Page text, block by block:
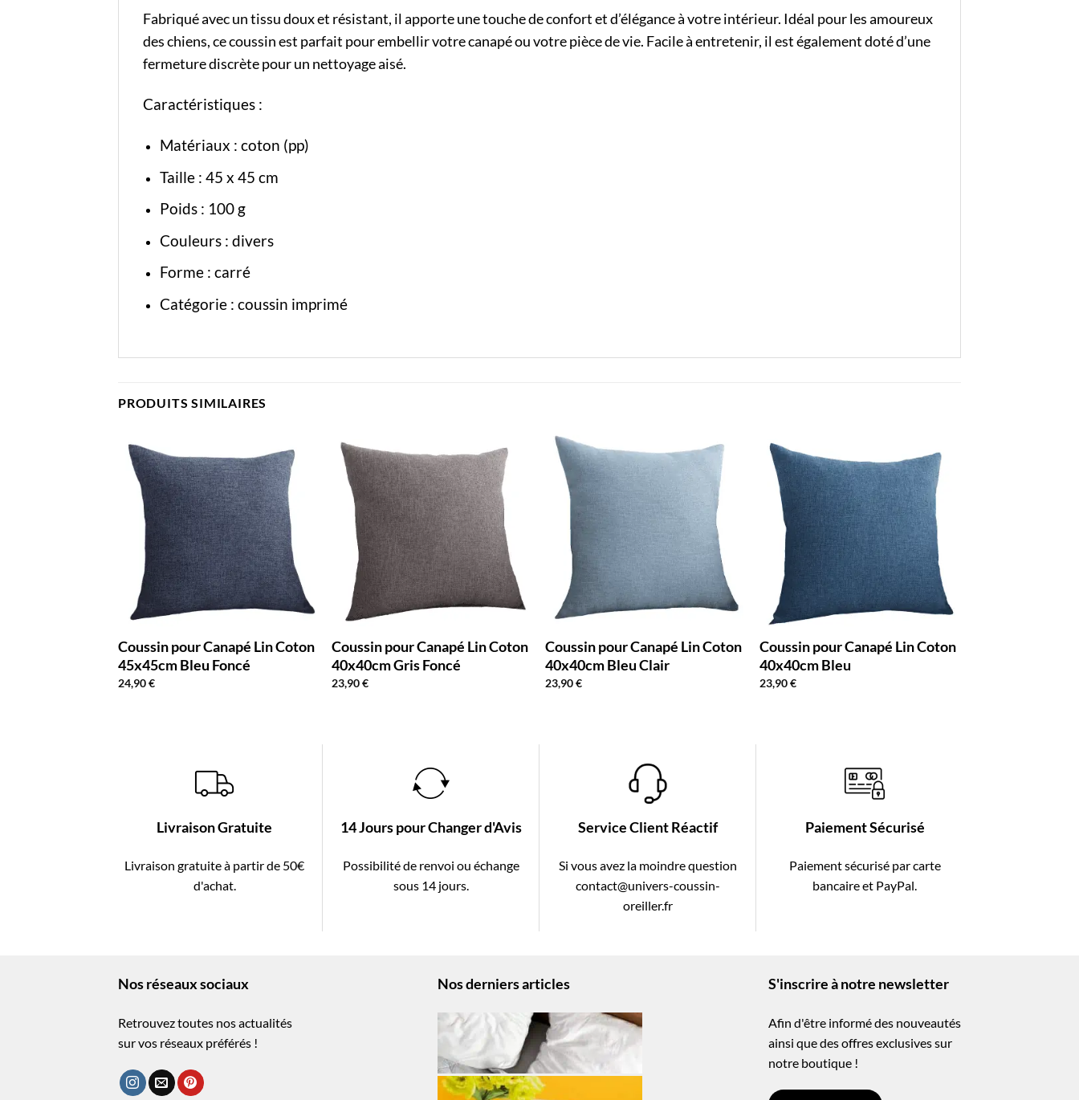
Fabriqué avec un tissu doux et résistant, il apporte une touche de confort et d’élégance à votre intérieur. Idéal pour les amoureux
des chiens, ce coussin est parfait pour embellir votre canapé ou votre pièce de vie. Facile à entretenir, il est également doté d’une
fermeture discrète pour un nettoyage aisé.
Caractéristiques :
Matériaux : coton (pp)
Taille : 45 x 45 cm
Poids : 100 g
Couleurs : divers
Forme : carré
Catégorie : coussin imprimé
PRODUITS SIMILAIRES
Coussin pour Canapé Lin Coton
45x45cm Bleu Foncé
24,90€
Coussin pour Canapé Lin Coton
40x40cm Gris Foncé
23,90€
Coussin pour Canapé Lin Coton
40x40cm Bleu Clair
23,90€
Coussin pour Canapé Lin Coton
40x40cm Bleu
23,90€
Livraison Gratuite
Livraison gratuite à partir de 50€
d'achat.
14 Jours pour Changer d'Avis
Possibilité de renvoi ou échange
sous 14 jours.
Service Client Réactif
Si vous avez la moindre question
contact@univers-coussin-
oreiller.fr
Paiement Sécurisé
Paiement sécurisé par carte
bancaire et PayPal.
Nos réseaux sociaux
Retrouvez toutes nos actualités
sur vos réseaux préférés !
Nos derniers articles S'inscrire à notre newsletter
Afin d'être informé des nouveautés
ainsi que des offres exclusives sur
notre boutique !